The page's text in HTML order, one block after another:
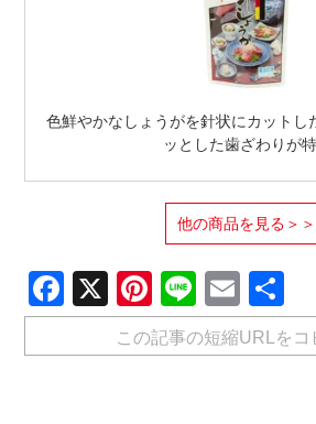
色鮮やかなしょうがを針状にカットし
ッとした歯ざわりが特
他の商品を見る＞＞
Facebook
X Pinterest
LineEmail
この記事の短縮URLをコ